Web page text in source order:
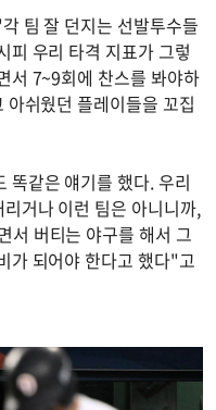
팀 잘 던지는 선발투수들
피 우리 타격 지표가 그렇
서 7~9회에 찬스를 봐야하
쉬웠던 플레이들을 꼬집
똑같은 얘기를 했다. 우리
거나 이런 팀은 아니니까,
서 버티는 야구를 해서 그
가 되어야 한다고 했다"고